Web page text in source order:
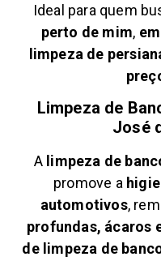
Ideal para quem
perto de mim,
limpeza de
Limpeza de
José
A limpeza de
promove a
automotivos,
profundas, ácaros
de limpeza de